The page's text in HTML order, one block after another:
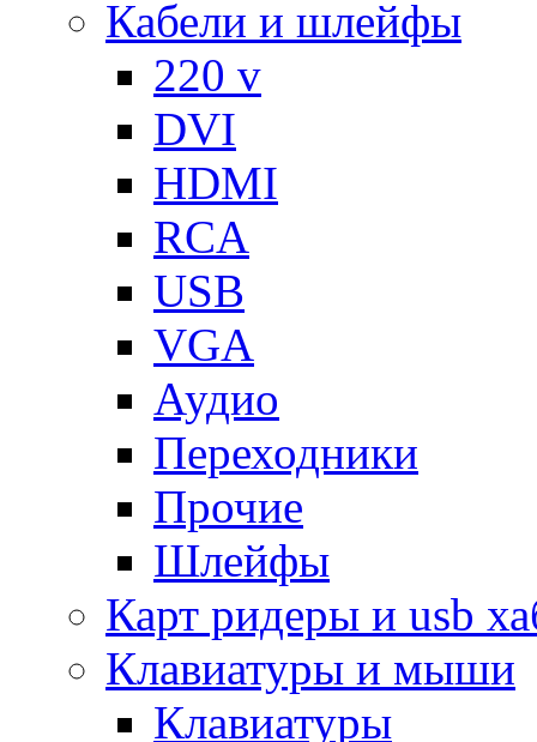
Кабели и шлейфы
220 v
DVI
HDMI
RCA
USB
VGA
Аудио
Переходники
Прочие
Шлейфы
Карт ридеры и usb
Клавиатуры и мыши
Клавиатуры